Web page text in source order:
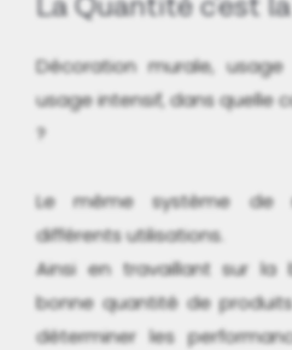
Décoration murale,
usage intensif, dans quelle
?
Le même système de
différents utilisations.
Ainsi en travaillant sur la
bonne quantité de
déterminer les